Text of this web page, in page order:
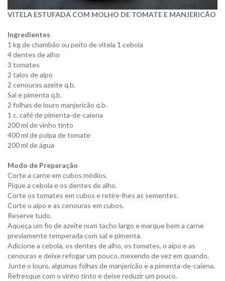
VITELA ESTUFADA COM MOLHO DE TOMATE E MANJERICÃO
Ingredientes
1 kg de chambão ou peito de vitela 1 cebola
4 dentes de alho
3 tomates
2 talos de aipo
2 cenouras azeite q.b.
Sal e pimenta q.b.
2 folhas de louro manjericão q.b.
1 c. café de pimenta-de-caiena
200 ml de vinho tinto
400 ml de polpa de tomate
200 ml de água
Modo de Preparação
Corte a carne em cubos médios.
Pique a cebola e os dentes de alho.
Corte os tomates em cubos e retire-lhes as sementes.
Corte o aipo e as cenouras em cubos.
Reserve tudo.
Aqueça um fio de azeite num tacho largo e marque bem a carne
previamente temperada com sal e pimenta.
Adicione a cebola, os dentes de alho, os tomates, o aipo e as
cenouras e deixe refogar um pouco, mexendo de vez em quando.
Junte o louro, algumas folhas de manjericão e a pimenta-de-caiena.
Refresque com o vinho tinto e deixe reduzir um pouco.